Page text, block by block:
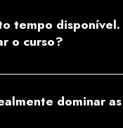
tempo disponível.
o curso?
dominar